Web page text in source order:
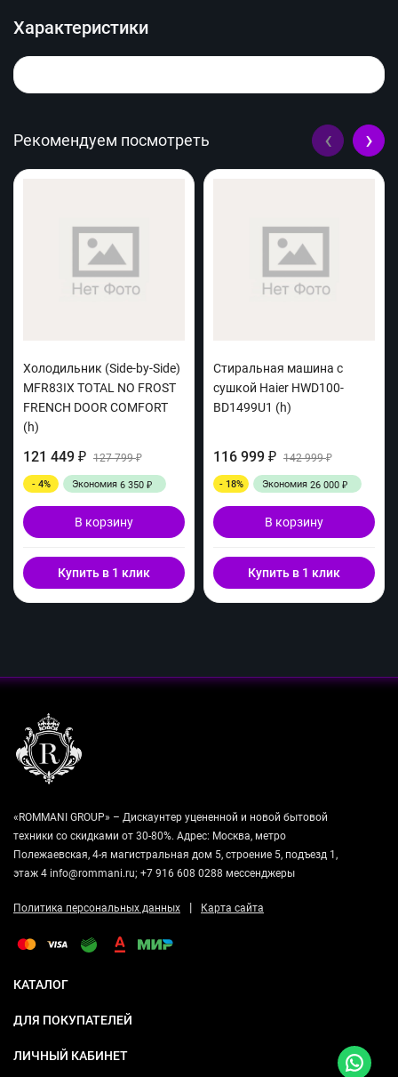
Характеристики
Рекомендуем посмотреть
Холодильник (Side-by-Side)
MFR83IX TOTAL NO FROST
FRENCH DOOR COMFORT
(h)
121 449 ₽ 127 799₽
- 4% Экономия 6 350 ₽
В корзину
Купить в 1 клик
Стиральная машина с
сушкой Haier HWD100-
BD1499U1 (h)
116 999 ₽ 142 999₽
- 18% Экономия 26 000 ₽
В корзину
Купить в 1 клик
‹ ›
«ROMMANI GROUP» – Дискаунтер уцененной и новой бытовой
техники со скидками от 30-80%. Адрес: Москва, метро
Полежаевская, 4-я магистральная дом 5, строение 5, подъезд 1,
этаж 4 info@rommani.ru; +7 916 608 0288 мессенджеры
Политика персональных данных | Карта сайта
КАТАЛОГ
ДЛЯ ПОКУПАТЕЛЕЙ
ЛИЧНЫЙ КАБИНЕТ